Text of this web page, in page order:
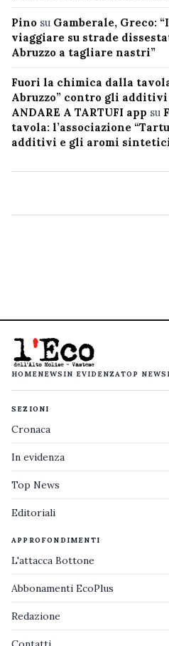
Pino su Gamberale, Greco:
viaggiare su strade
Abruzzo a tagliare nastri”
Fuori la chimica dalla
Abruzzo” contro gli
ANDARE A TARTUFI app su
tavola: l’associazione
additivi e gli aromi sintetici
HOMENEWS IN EVIDENZATOP NEWS
SEZIONI
Cronaca
In evidenza
Top News
Editoriali
APPROFONDIMENTI
L'attacca Bottone
Abbonamenti EcoPlus
Redazione